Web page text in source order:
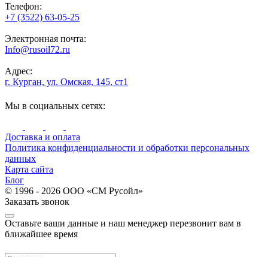
Телефон:
+7 (3522) 63-05-25
Электронная почта:
Info@rusoil72.ru
Адрес:
г. Курган, ул. Омская, 145, ст1
Мы в социальных сетях:
Доставка и оплата
Политика конфиденциальности и обработки персональных
данных
Карта сайта
Блог
© 1996 - 2026 ООО «СМ Русойл»
Заказать звонок
Оставьте ваши данные и наш менеджер перезвонит вам в
ближайшее время